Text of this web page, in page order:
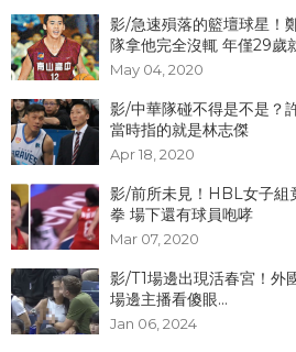
影/急速殞落的籃壇球星！
隊拿他完全沒輒 年僅29歲
May 04, 2020
影/中華隊碰不得是不是？
當時指的就是林志傑
Apr 18, 2020
影/前所未見！HBL女子組
拳 場下還有球員咆哮
Mar 07, 2020
影/T1場邊出現活春宮！外
場邊主播看傻眼...
Jan 06, 2024